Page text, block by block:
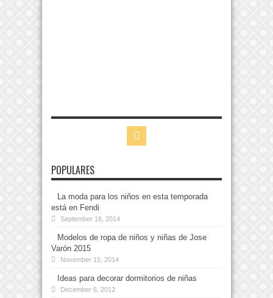
POPULARES
La moda para los niños en esta temporada
está en Fendi
September 16, 2014
Modelos de ropa de niños y niñas de Jose
Varón 2015
November 15, 2014
Ideas para decorar dormitorios de niñas
December 6, 2012